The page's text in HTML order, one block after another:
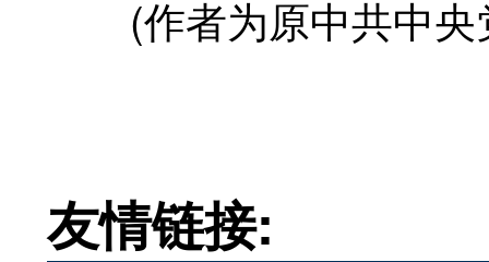
(作者为原中共中央
友情链接: